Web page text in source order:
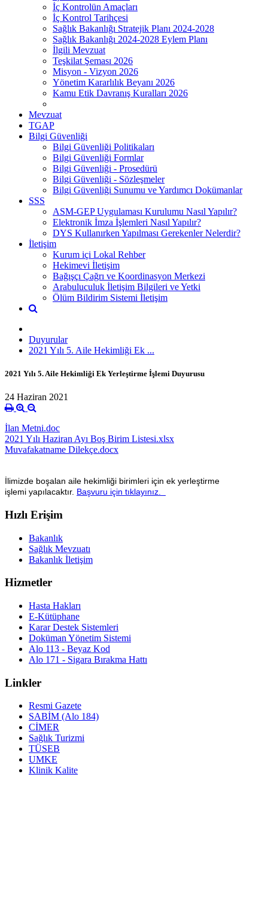
İç Kontrolün Amaçları
İç Kontrol Tarihçesi
Sağlık Bakanlığı Stratejik Planı 2024-2028
Sağlık Bakanlığı 2024-2028 Eylem Planı
İlgili Mevzuat
Teşkilat Şeması 2026
Misyon - Vizyon 2026
Yönetim Kararlılık Beyanı 2026
Kamu Etik Davranış Kuralları 2026
Mevzuat
TGAP
Bilgi Güvenliği
Bilgi Güvenliği Politikaları
Bilgi Güvenliği Formlar
Bilgi Güvenliği - Prosedürü
Bilgi Güvenliği - Sözleşmeler
Bilgi Güvenliği Sunumu ve Yardımcı Dokümanlar
SSS
ASM-GEP Uygulaması Kurulumu Nasıl Yapılır?
Elektronik İmza İşlemleri Nasıl Yapılır?
DYS Kullanırken Yapılması Gerekenler Nelerdir?
İletişim
Kurum içi Lokal Rehber
Hekimevi İletişim
Bağışçı Çağrı ve Koordinasyon Merkezi
Arabuluculuk İletişim Bilgileri ve Yetki
Ölüm Bildirim Sistemi İletişim
Duyurular
2021 Yılı 5. Aile Hekimliği Ek ...
2021 Yılı 5. Aile Hekimliği Ek Yerleştirme İşlemi Duyurusu
24 Haziran 2021
İlan Metni.doc
2021 Yılı Haziran Ayı Boş Birim Listesi.xlsx
Muvafakatname Dilekçe.docx
İlimizde boşalan aile hekimliği birimleri için ek yerleştirme
işlemi yapılacaktır. Başvuru için tıklayınız.
Hızlı Erişim
Bakanlık
Sağlık Mevzuatı
Bakanlık İletişim
Hizmetler
Hasta Hakları
E-Kütüphane
Karar Destek Sistemleri
Doküman Yönetim Sistemi
Alo 113 - Beyaz Kod
Alo 171 - Sigara Bırakma Hattı
Linkler
Resmi Gazete
SABİM (Alo 184)
CİMER
Sağlık Turizmi
TÜSEB
UMKE
Klinik Kalite